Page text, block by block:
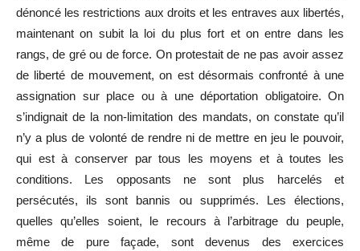
dénoncé les restrictions aux droits et les entraves aux libertés,
maintenant on subit la loi du plus fort et on entre dans les
rangs, de gré ou de force. On protestait de ne pas avoir assez
de liberté de mouvement, on est désormais confronté à une
assignation sur place ou à une déportation obligatoire. On
s’indignait de la non-limitation des mandats, on constate qu’il
n’y a plus de volonté de rendre ni de mettre en jeu le pouvoir,
qui est à conserver par tous les moyens et à toutes les
conditions. Les opposants ne sont plus harcelés et
persécutés, ils sont bannis ou supprimés. Les élections,
quelles qu’elles soient, le recours à l’arbitrage du peuple,
même de pure façade, sont devenus des exercices